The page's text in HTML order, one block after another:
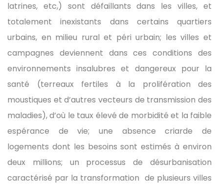
latrines, etc,) sont défaillants dans les villes, et
totalement inexistants dans certains quartiers
urbains, en milieu rural et péri urbain; les villes et
campagnes deviennent dans ces conditions des
environnements insalubres et dangereux pour la
santé (terreaux fertiles à la prolifération des
moustiques et d’autres vecteurs de transmission des
maladies), d’où le taux élevé de morbidité et la faible
espérance de vie; une absence criarde de
logements dont les besoins sont estimés à environ
deux millions; un processus de désurbanisation
caractérisé par la transformation de plusieurs villes